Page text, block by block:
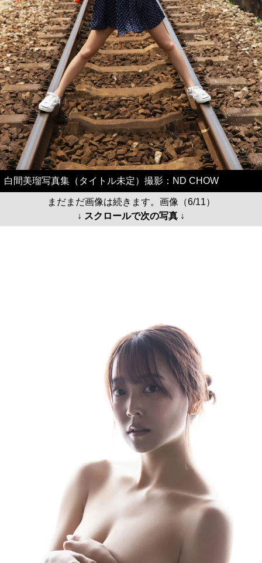
白間美瑠写真集（タイトル未定）撮影：ND CHOW
まだまだ画像は続きます。画像（6/11）
↓ スクロールで次の写真 ↓